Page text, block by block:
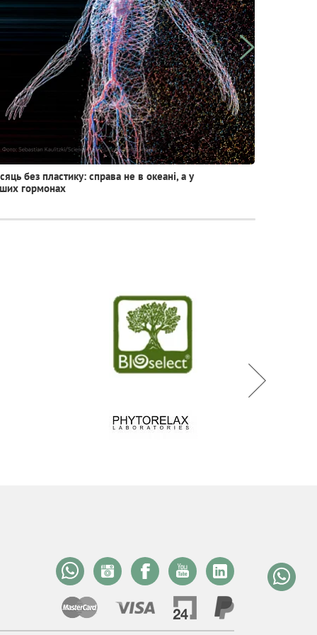
без пластику: справа не в океані, а у
гормонах